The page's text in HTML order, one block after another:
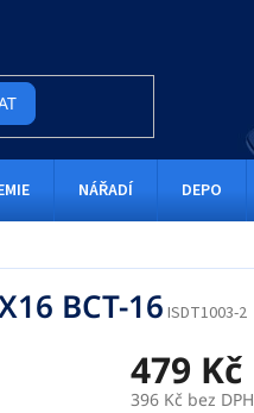
NÁŘADÍ DEPO
BCT-16 ISDT1003-2
479 Kč
396 Kč bez DPH